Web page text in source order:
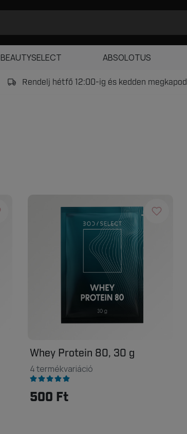
Rendelj hétfő 12:00-ig és kedden megkapod
Whey Protein 80, 30 g
4 termékvariáció
500 Ft
BEAUTYSELECT ABSOLOTUS